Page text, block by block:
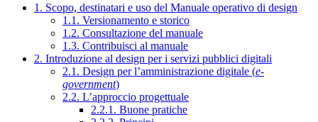
1. Scopo, destinatari e uso del Manuale operativo di design
1.1. Versionamento e storico
1.2. Consultazione del manuale
1.3. Contribuisci al manuale
2. Introduzione al design per i servizi pubblici digitali
2.1. Design per l’amministrazione digitale (e-
government)
2.2. L’approccio progettuale
2.2.1. Buone pratiche